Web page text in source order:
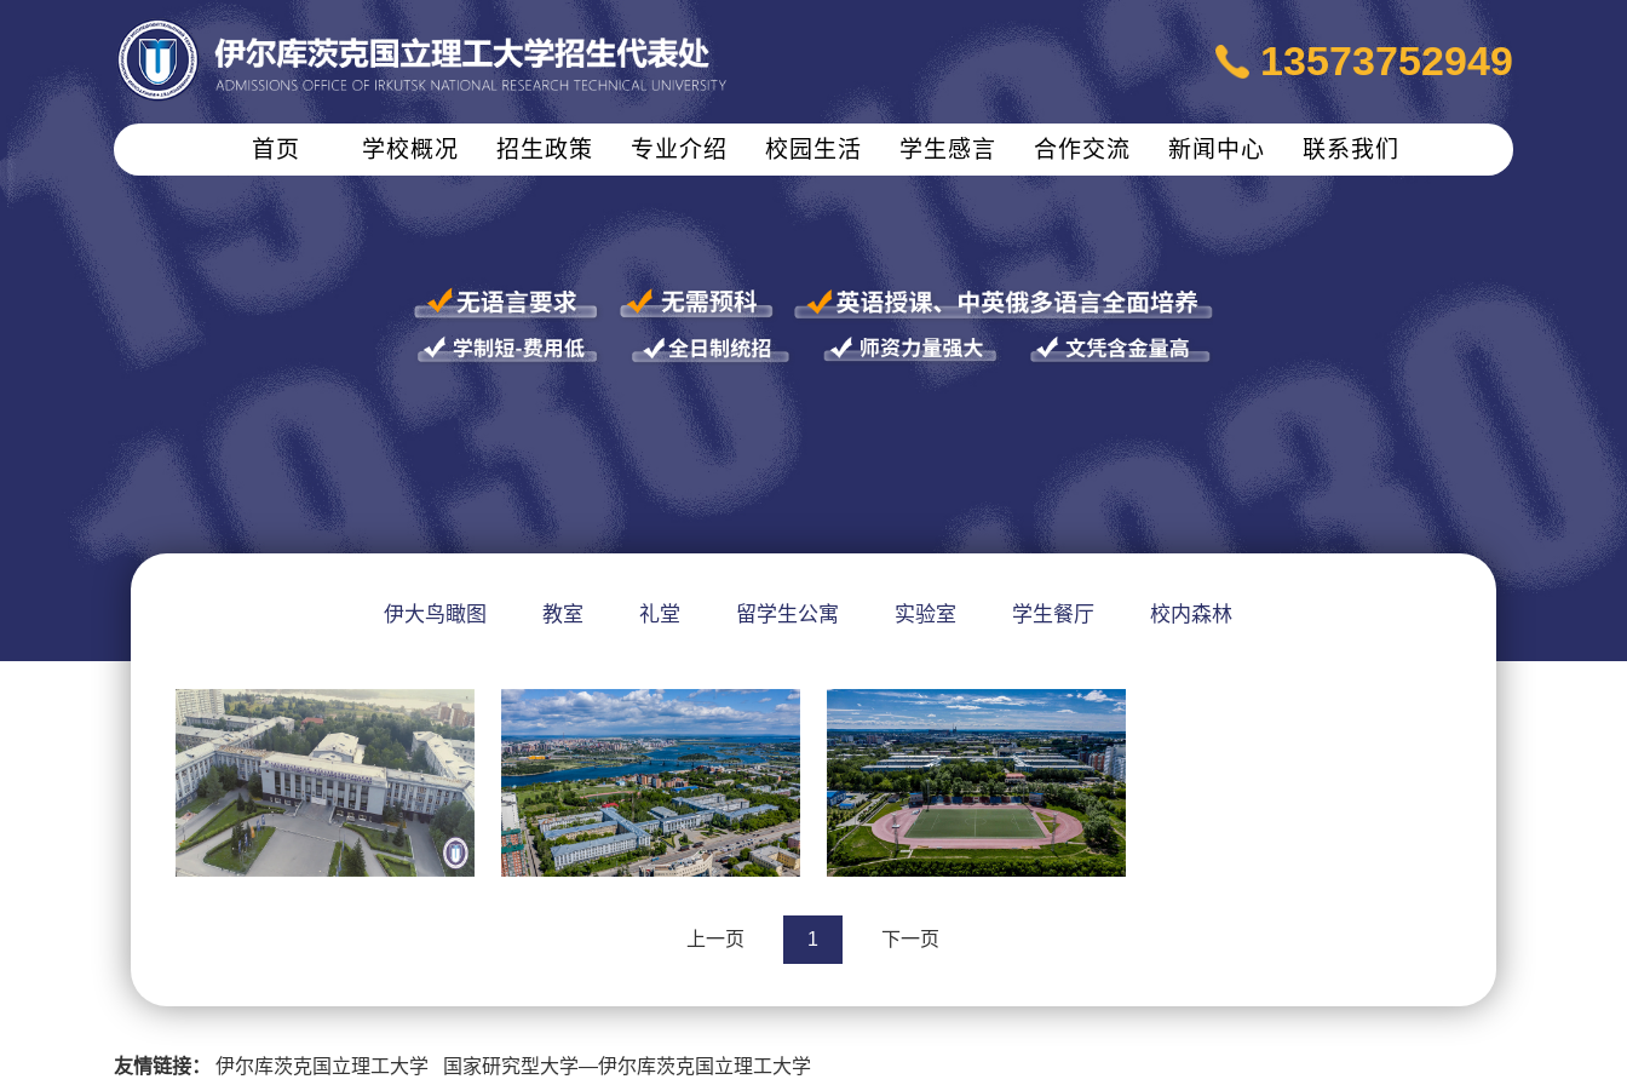
13573752949
首页 学校概况 招生政策 专业介绍 校园生活 学生感言 合作交流 新闻中心 联系我们
伊大鸟瞰图 教室 礼堂 留学生公寓 实验室 学生餐厅 校内森林
上一页 1 下一页
友情链接： 伊尔库茨克国立理工大学 国家研究型大学—伊尔库茨克国立理工大学